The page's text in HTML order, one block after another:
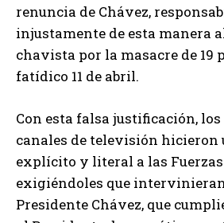
renuncia de Chávez,
injustamente de esta manera
chavista por la masacre de 19
fatídico 11 de abril.
Con esta falsa justificación,
canales de televisión hicieron
explícito y literal a las
exigiéndoles que
Presidente Chávez, que